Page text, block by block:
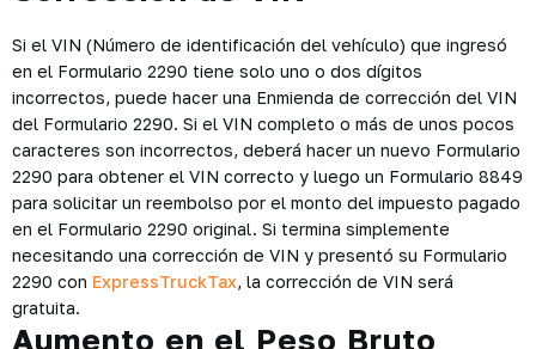
Si el VIN (Número de identificación del vehículo) que ingresó
en el Formulario 2290 tiene solo uno o dos dígitos
incorrectos, puede hacer una Enmienda de corrección del VIN
del Formulario 2290. Si el VIN completo o más de unos pocos
caracteres son incorrectos, deberá hacer un nuevo Formulario
2290 para obtener el VIN correcto y luego un Formulario 8849
para solicitar un reembolso por el monto del impuesto pagado
en el Formulario 2290 original. Si termina simplemente
necesitando una corrección de VIN y presentó su Formulario
2290 con ExpressTruckTax, la corrección de VIN será
gratuita.
Aumento en el Peso Bruto